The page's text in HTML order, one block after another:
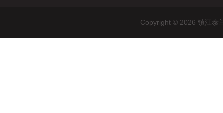
Copyright © 2026 镇江